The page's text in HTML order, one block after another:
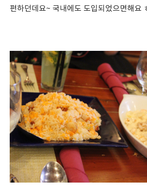
편하던데요~ 국내에도 도입되었으면해요